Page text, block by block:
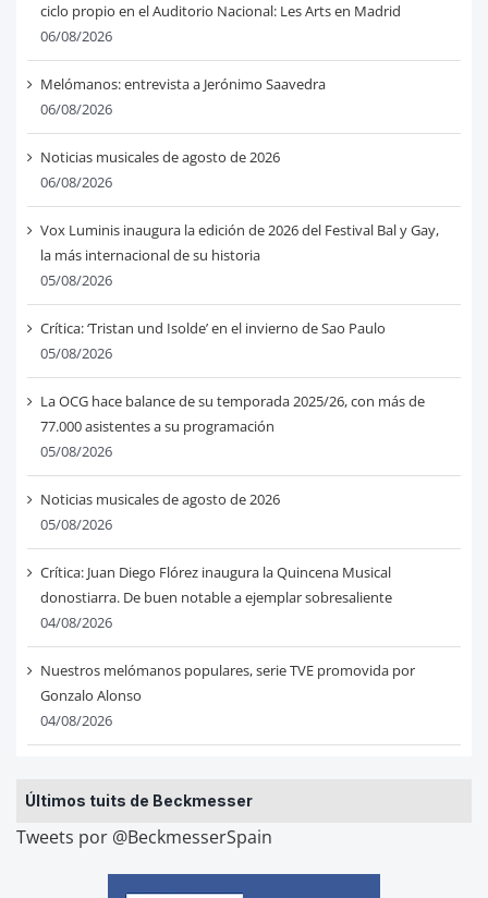
ciclo propio en el Auditorio Nacional: Les Arts en Madrid
06/08/2026
Melómanos: entrevista a Jerónimo Saavedra
06/08/2026
Noticias musicales de agosto de 2026
06/08/2026
Vox Luminis inaugura la edición de 2026 del Festival Bal y Gay,
la más internacional de su historia
05/08/2026
Crítica: ‘Tristan und Isolde’ en el invierno de Sao Paulo
05/08/2026
La OCG hace balance de su temporada 2025/26, con más de
77.000 asistentes a su programación
05/08/2026
Noticias musicales de agosto de 2026
05/08/2026
Crítica: Juan Diego Flórez inaugura la Quincena Musical
donostiarra. De buen notable a ejemplar sobresaliente
04/08/2026
Nuestros melómanos populares, serie TVE promovida por
Gonzalo Alonso
04/08/2026
Últimos tuits de Beckmesser
Tweets por @BeckmesserSpain